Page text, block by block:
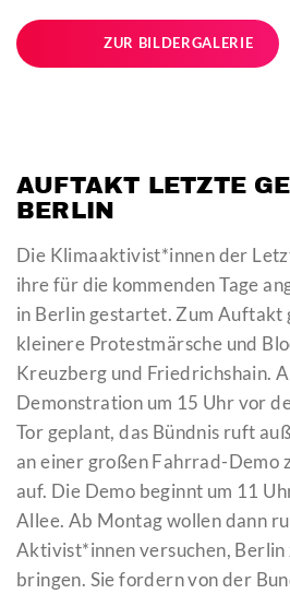
ZUR BILDERGALERIE
AUFTAKT LETZTE
BERLIN
Die Klimaaktivist*innen der
ihre für die kommenden Tage
in Berlin gestartet. Zum Auftakt
kleinere Protestmärsche und
Kreuzberg und Friedrichshain.
Demonstration um 15 Uhr vor
Tor geplant, das Bündnis ruft
an einer großen Fahrrad-Demo
auf. Die Demo beginnt um 11
Allee. Ab Montag wollen dann
Aktivist*innen versuchen, Berlin
bringen. Sie fordern von der